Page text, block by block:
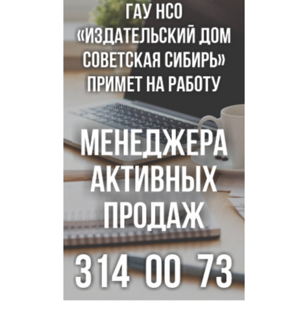
Парашютную вышку за 16 миллионов закупил детский
лагерь под Новосибирском
Заборы на площади Маркса сносят для новой зоны
отдыха в Новосибирске
Глава сельсовета Игорь Конах утонул у острова в
Новосибирском водохранилище